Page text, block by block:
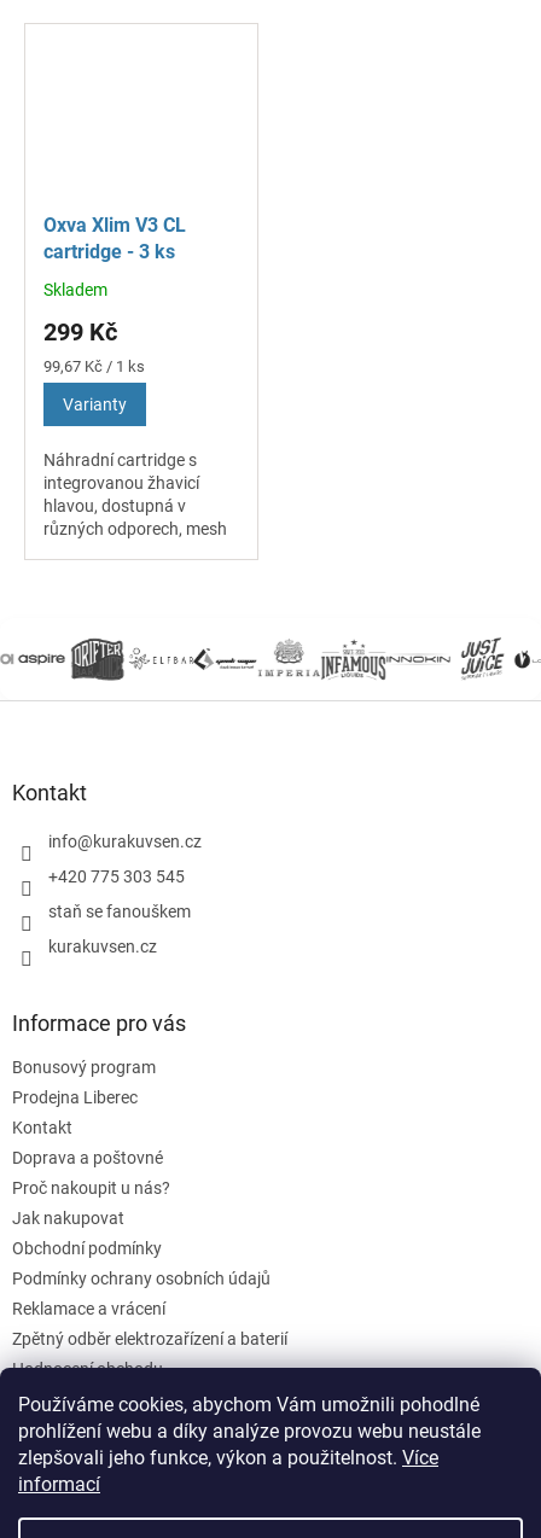
Používáme cookies, abychom Vám umožnili pohodlné
prohlížení webu a díky analýze provozu webu neustále
zlepšovali jeho funkce, výkon a použitelnost. Více
informací
Oxva Xlim V3 CL
cartridge - 3 ks
Průměrné
produktu
je
5,0
5
hvězdiček.
Skladem
299 Kč
Měrná
cena:
99,67 Kč / 1 ks
Varianty
Náhradní cartridge s
integrovanou žhavicí
hlavou, dostupná v
různých odporech, mesh
Kontakt
info@kurakuvsen.cz
+420 775 303 545
staň se fanouškem
kurakuvsen.cz
Informace pro vás
Bonusový program
Prodejna Liberec
Kontakt
Doprava a poštovné
Proč nakoupit u nás?
Jak nakupovat
Obchodní podmínky
Podmínky ochrany osobních údajů
Reklamace a vrácení
Zpětný odběr elektrozařízení a baterií
Hodnocení obchodu
Dárkové poukazy
Blog